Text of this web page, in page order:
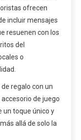
ofrecen
incluir mensajes
resuenen con los
del
o
regalo con un
de juego
un toque único y
allá de solo la